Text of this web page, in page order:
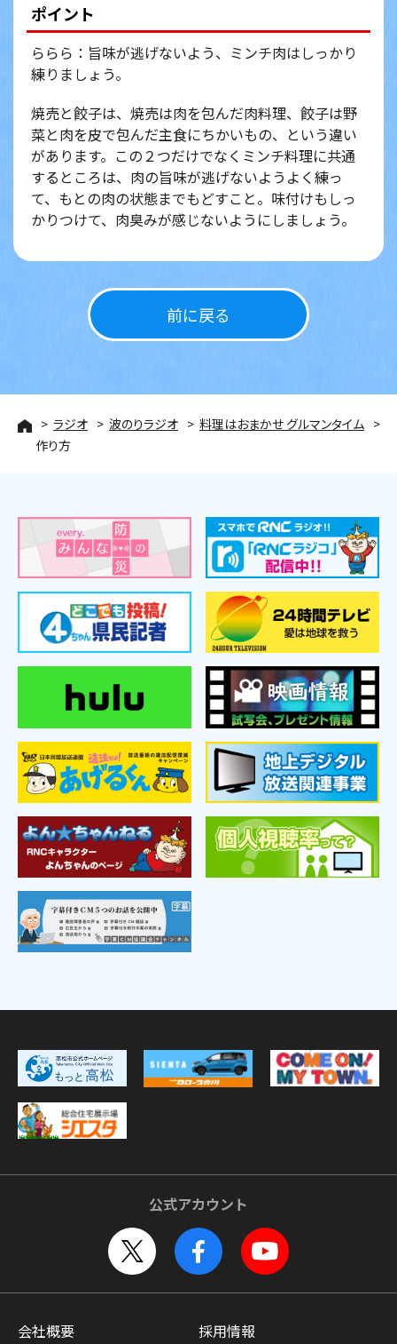
ポイント
ららら：旨味が逃げないよう、ミンチ肉はしっかり
練りましょう。
焼売と餃子は、焼売は肉を包んだ肉料理、餃子は野
菜と肉を皮で包んだ主食にちかいもの、という違い
があります。この２つだけでなくミンチ料理に共通
するところは、肉の旨味が逃げないようよく練っ
て、もとの肉の状態までもどすこと。味付けもしっ
かりつけて、肉臭みが感じないようにしましょう。
前に戻る
ラジオ 波のりラジオ
料理はおまかせ グルマンタイム
作り方
公式アカウント
会社概要 採用情報